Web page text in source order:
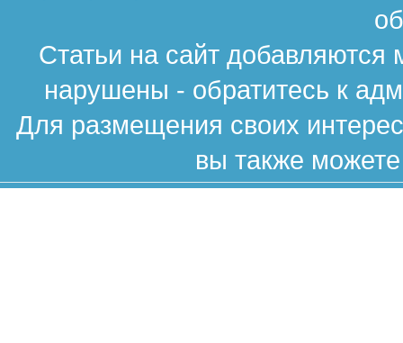
Статьи на сайт
нарушены - обратитесь к
Для размещения своих
вы также